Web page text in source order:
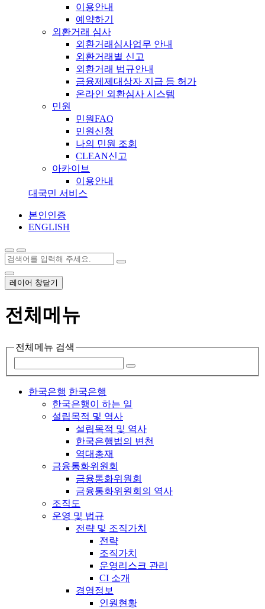
이용안내
예약하기
외환거래 심사
외환거래심사업무 안내
외환거래별 신고
외환거래 법규안내
금융제제대상자 지급 등 허가
온라인 외환심사 시스템
민원
민원FAQ
민원신청
나의 민원 조회
CLEAN신고
아카이브
이용안내
대국민 서비스
본인인증
ENGLISH
레이어 창닫기
전체메뉴
전체메뉴 검색
한국은행 한국은행
한국은행이 하는 일
설립목적 및 역사
설립목적 및 역사
한국은행법의 변천
역대총재
금융통화위원회
금융통화위원회
금융통화위원회의 역사
조직도
운영 및 법규
전략 및 조직가치
전략
조직가치
운영리스크 관리
CI 소개
경영정보
인원현황